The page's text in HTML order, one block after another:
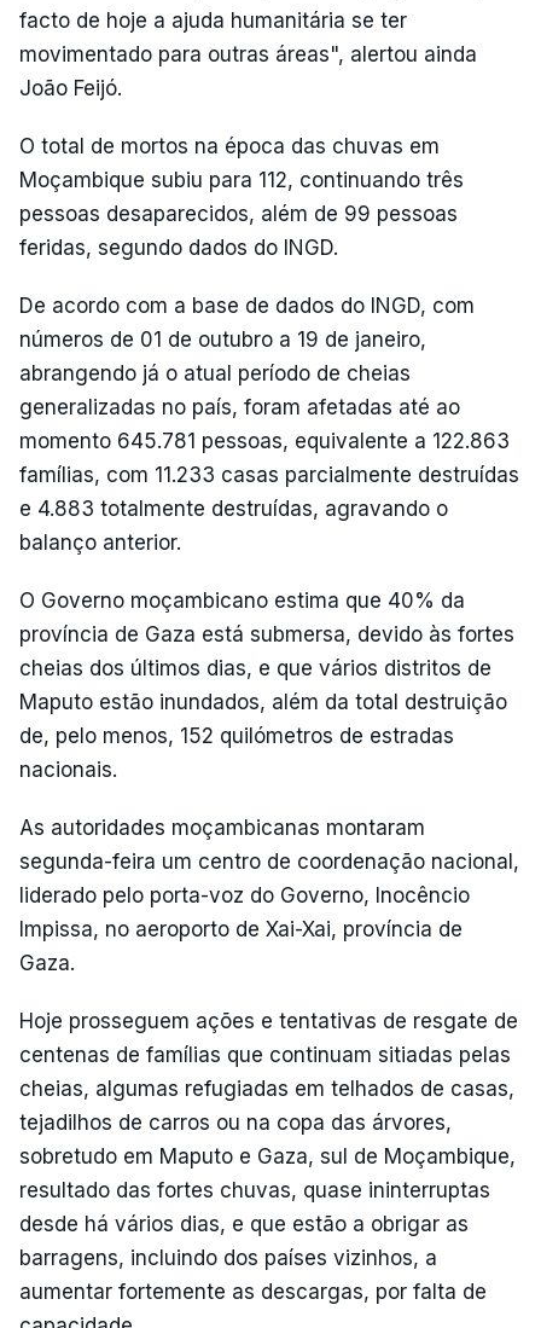
facto de hoje a ajuda humanitária se ter
movimentado para outras áreas", alertou ainda
João Feijó.
O total de mortos na época das chuvas em
Moçambique subiu para 112, continuando três
pessoas desaparecidos, além de 99 pessoas
feridas, segundo dados do INGD.
De acordo com a base de dados do INGD, com
números de 01 de outubro a 19 de janeiro,
abrangendo já o atual período de cheias
generalizadas no país, foram afetadas até ao
momento 645.781 pessoas, equivalente a 122.863
famílias, com 11.233 casas parcialmente destruídas
e 4.883 totalmente destruídas, agravando o
balanço anterior.
O Governo moçambicano estima que 40% da
província de Gaza está submersa, devido às fortes
cheias dos últimos dias, e que vários distritos de
Maputo estão inundados, além da total destruição
de, pelo menos, 152 quilómetros de estradas
nacionais.
As autoridades moçambicanas montaram
segunda-feira um centro de coordenação nacional,
liderado pelo porta-voz do Governo, Inocêncio
Impissa, no aeroporto de Xai-Xai, província de
Gaza.
Hoje prosseguem ações e tentativas de resgate de
centenas de famílias que continuam sitiadas pelas
cheias, algumas refugiadas em telhados de casas,
tejadilhos de carros ou na copa das árvores,
sobretudo em Maputo e Gaza, sul de Moçambique,
resultado das fortes chuvas, quase ininterruptas
desde há vários dias, e que estão a obrigar as
barragens, incluindo dos países vizinhos, a
aumentar fortemente as descargas, por falta de